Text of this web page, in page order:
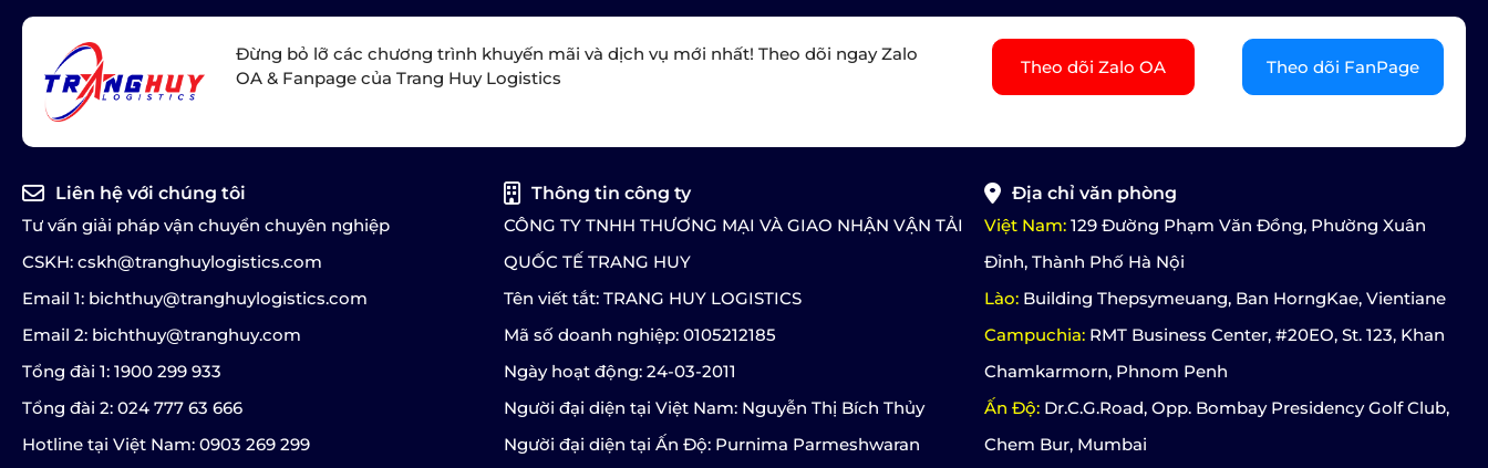
Đừng bỏ lỡ các chương trình khuyến mãi và dịch vụ mới nhất! Theo dõi ngay Zalo
OA & Fanpage của Trang Huy Logistics
Theo dõi Zalo OA Theo dõi FanPage
Liên hệ với chúng tôi
Tư vấn giải pháp vận chuyển chuyên nghiệp
CSKH: cskh@tranghuylogistics.com
Email 1: bichthuy@tranghuylogistics.com
Email 2: bichthuy@tranghuy.com
Tổng đài 1: 1900 299 933
Tổng đài 2: 024 777 63 666
Hotline tại Việt Nam: 0903 269 299
Thông tin công ty
CÔNG TY TNHH THƯƠNG MẠI VÀ GIAO NHẬN VẬN TẢI
QUỐC TẾ TRANG HUY
Tên viết tắt: TRANG HUY LOGISTICS
Mã số doanh nghiệp: 0105212185
Ngày hoạt động: 24-03-2011
Người đại diện tại Việt Nam: Nguyễn Thị Bích Thủy
Người đại diện tại Ấn Độ: Purnima Parmeshwaran
Địa chỉ văn phòng
Việt Nam: 129 Đường Phạm Văn Đồng, Phường Xuân
Đỉnh, Thành Phố Hà Nội
Lào: Building Thepsymeuang, Ban HorngKae, Vientiane
Campuchia: RMT Business Center, #20EO, St. 123, Khan
Chamkarmorn, Phnom Penh
Ấn Độ: Dr.C.G.Road, Opp. Bombay Presidency Golf Club,
Chem Bur, Mumbai